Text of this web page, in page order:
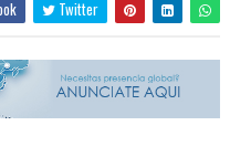
Twitter